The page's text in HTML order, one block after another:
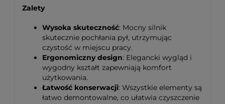
Zalety
Wysoka skuteczność: Mocny silnik
skutecznie pochłania pył, utrzymując
czystość w miejscu pracy.
Ergonomiczny design: Elegancki wygląd i
wygodny kształt zapewniają komfort
użytkowania.
Łatwość konserwacji: Wszystkie elementy są
łatwo demontowalne, co ułatwia czyszczenie